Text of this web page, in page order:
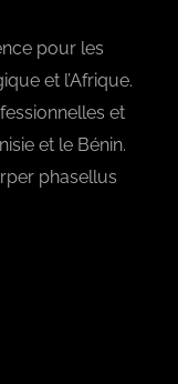
pour les
et l’Afrique.
et
et le Bénin.
phasellus